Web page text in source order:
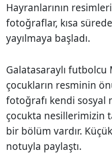
Hayranlarının
fotoğraflar, kısa
yayılmaya başladı.
Galatasaraylı
çocukların resminin
fotoğrafı kendi sosyal
çocukta nesillerimizin
bir bölüm vardır.
notuyla paylaştı.